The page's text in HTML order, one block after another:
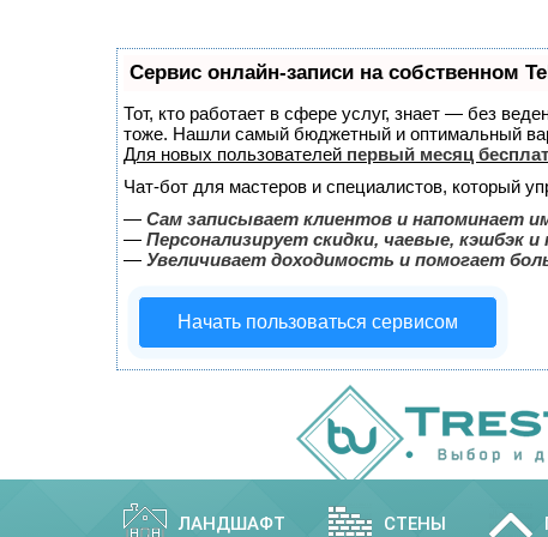
Сервис онлайн-записи на собственном
Тот, кто работает в сфере услуг, знает — без
тоже. Нашли самый бюджетный и оптимальный
Для новых пользователей первый месяц
Чат-бот для мастеров и специалистов, который
— Сам записывает клиентов и напоминает
— Персонализирует скидки, чаевые, кэшбэк
— Увеличивает доходимость и помогает
Начать пользоваться сервисом
ЛАНДШАФТ СТЕНЫ